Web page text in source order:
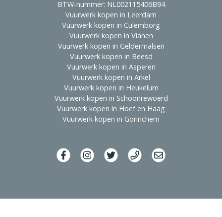
BTW-nummer: NL002115406B94
Vuurwerk kopen in Leerdam
Vuurwerk kopen in Culemborg
Vuurwerk kopen in Vianen
Vuurwerk kopen in Geldermalsen
Vuurwerk kopen in Beesd
Vuurwerk kopen in Asperen
Vuurwerk kopen in Arkel
Vuurwerk kopen in Heukelum
Vuurwerk kopen in Schoonrewoerd
Vuurwerk kopen in Hoef en Haag
Vuurwerk kopen in Gorinchem